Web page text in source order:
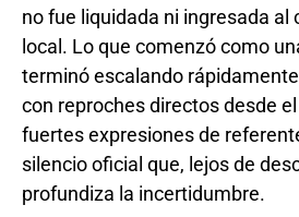
no fue liquidada ni ingresada al
local. Lo que comenzó como
terminó escalando
con reproches directos desde
fuertes expresiones de
silencio oficial que, lejos de
profundiza la incertidumbre.